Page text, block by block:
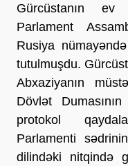
Gürcüstanın
Parlament
Rusiya
tutulmuşdu.
Abxaziyanın
Dövlət
protokol
Parlamenti
dilindəki nitqində